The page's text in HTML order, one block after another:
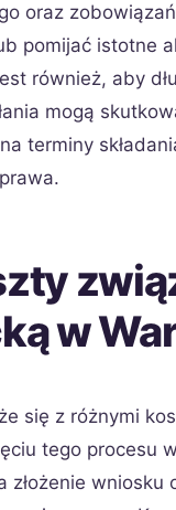
oraz
pomijać istotne
również, aby
mogą
terminy
w
się z różnymi
tego procesu
złożenie